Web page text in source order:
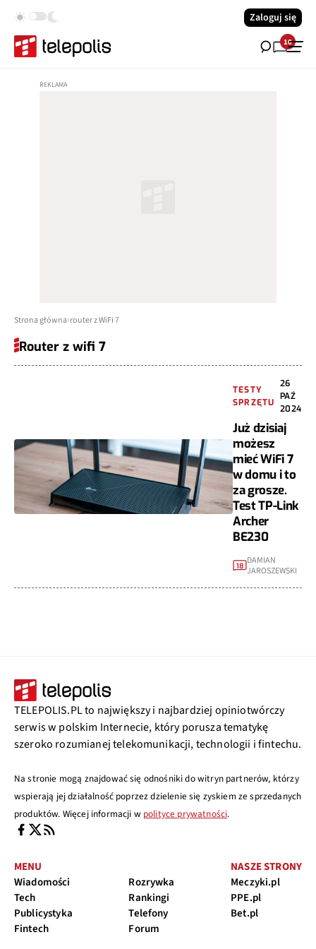
Zaloguj się
10
Strona główna router z WiFi 7
Router z wifi 7
TESTY
SPRZĘTU
26
PAŹ
2024
Już dzisiaj
możesz
mieć WiFi 7
w domu i to
za grosze.
Test TP-Link
Archer
BE230
18 DAMIAN
JAROSZEWSKI
TELEPOLIS.PL to największy i najbardziej opiniotwórczy
serwis w polskim Internecie, który porusza tematykę
szeroko rozumianej telekomunikacji, technologii i fintechu.
Na stronie mogą znajdować się odnośniki do witryn partnerów, którzy
wspierają jej działalność poprzez dzielenie się zyskiem ze sprzedanych
produktów. Więcej informacji w polityce prywatności.
MENU
Wiadomości
Tech
Publicystyka
Fintech
Rozrywka
Rankingi
Telefony
Forum
NASZE STRONY
Meczyki.pl
PPE.pl
Bet.pl